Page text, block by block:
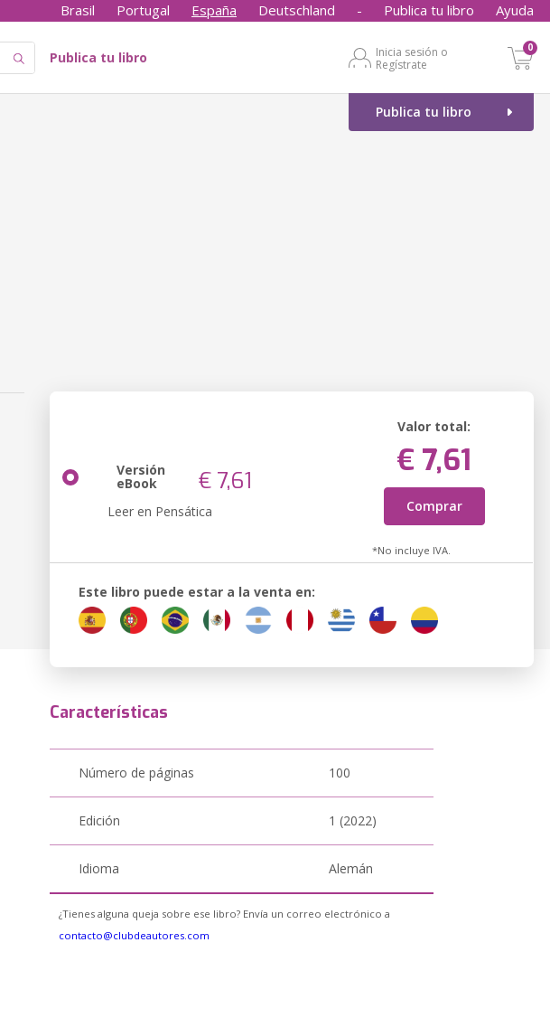
Brasil Portugal España Deutschland - Publica tu libro Ayuda
Publica tu libro
Inicia sesión o
Regístrate
0
Publica tu libro
Versión
eBook € 7,61
Leer en Pensática
Valor total:
€ 7,61
Comprar
*No incluye IVA.
Este libro puede estar a la venta en:
Características
Número de páginas 100
Edición 1 (2022)
Idioma Alemán
¿Tienes alguna queja sobre ese libro? Envía un correo electrónico a
contacto@clubdeautores.com